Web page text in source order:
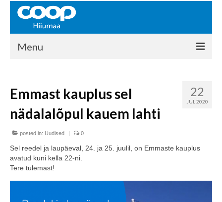
Menu
Kontakt
Liikmed
Ajalugu
KAUPLUSED
22
JUL 2020
Emmast kauplus sel
nädalalõpul kauem lahti
posted in: Uudised | 0
Sel reedel ja laupäeval, 24. ja 25. juulil, on Emmaste kauplus
avatud kuni kella 22-ni.
Tere tulemast!